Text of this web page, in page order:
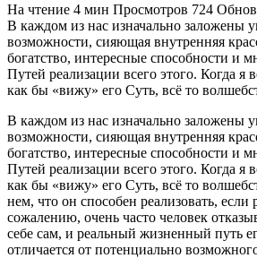
На чтение 4 мин Просмотров 724
В каждом из нас изначально заложены
возможности, сияющая внутренняя
богатство, интересные способности и
Путей реализации всего этого. Когда я
как бы «вижу» его Суть, всё то
В каждом из нас изначально заложены
возможности, сияющая внутренняя
богатство, интересные способности и
Путей реализации всего этого. Когда я
как бы «вижу» его Суть, всё то
нем, что он способен реализовать, если
сожалению, очень часто человек
себе сам, и реальный жизненный путь
отличается от потенциально